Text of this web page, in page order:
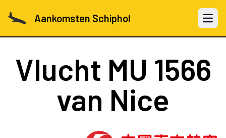
Aankomsten Schiphol Open
Vlucht MU 1566
van Nice